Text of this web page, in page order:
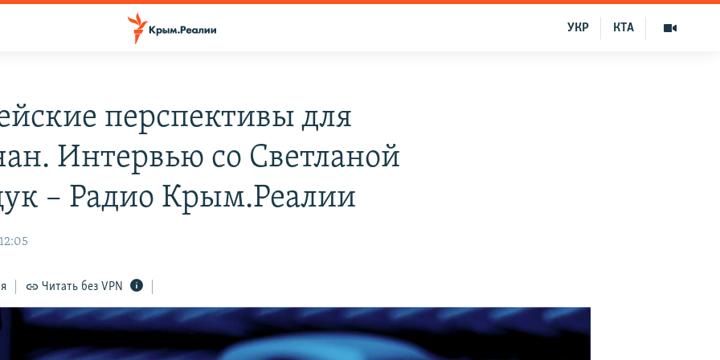
КТА
УКР
перспективы для
Интервью со Светланой
– Радио Крым.Реалии
Читать без VPN